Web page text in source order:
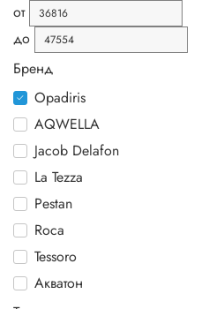
от
до
Бренд
Opadiris
AQWELLA
Jacob Delafon
La Tezza
Pestan
Roca
Tessoro
Акватон